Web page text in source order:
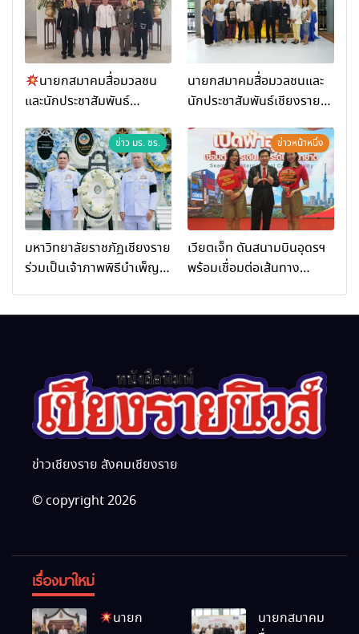
นายกสมาคมสื่อมวลชน
และนักประชาสัมพันธ์
เปิด “โครงการเสริมสร้างสุข
ภาวะพระสงฆ์” ถวายพระกุศล
99 พรรษา สมเด็จพระ
สังฆราช
นายกสมาคมสื่อมวลชนและ
นักประชาสัมพันธ์เชียงราย
การท่องเที่ยวและกีฬาจังหวัด
เชียงราย จัดกิจกรรมอบรม
“การพัฒนาศักยภาพผู้
ประกอบการและเครือข่าย
ธุรกิจ Wellness สู่การ
เติบโตอย่างยั่งยืน (Chiang
Rai Wellness Business
ข่าว มร. ชร.
มหาวิทยาลัยราชภัฏเชียงราย
ร่วมเป็นเจ้าภาพพิธีบำเพ็ญ
ข่าวหน้าหนึ่ง
เวียตเจ็ท ดันสนามบินอุดรฯ
พร้อมเชื่อมต่อเส้นทาง
ข่าวเชียงราย สังคมเชียงราย
© copyright 2026
เรื่องมาใหม่
นายก
นายกสมาคม